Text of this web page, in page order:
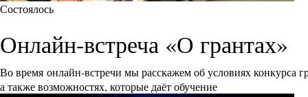
Состоялось
Онлайн-встреча «О грантах»
Во время онлайн-встречи мы расскажем об условиях
а также возможностях, которые даёт обучение